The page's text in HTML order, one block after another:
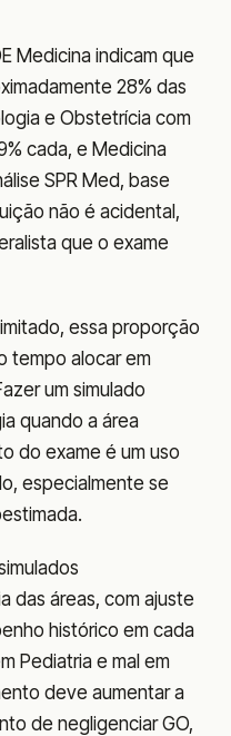
Medicina indicam que
28% das
e Obstetrícia com
cada, e Medicina
SPR Med, base
não é acidental,
que o exame
essa proporção
tempo alocar em
um simulado
quando a área
do exame é um uso
especialmente se
das áreas, com ajuste
histórico em cada
Pediatria e mal em
deve aumentar a
de negligenciar GO,